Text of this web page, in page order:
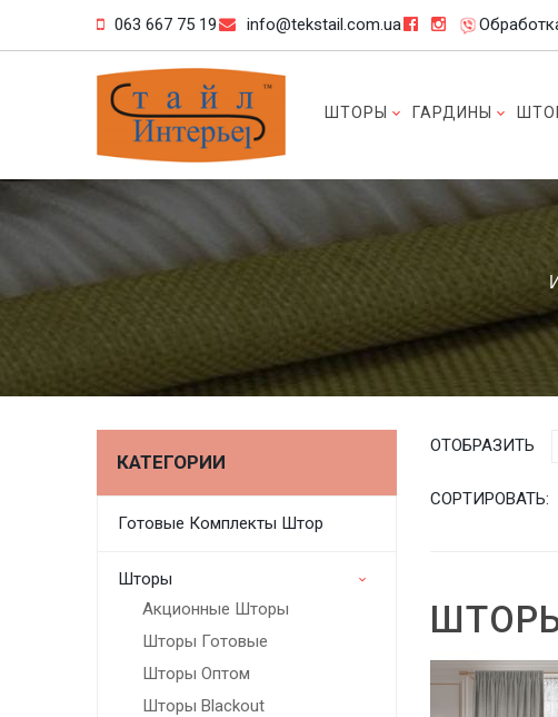
063 667 75 19 info@tekstail.com.ua
ШТОРЫ ГАРДИНЫ
КАТЕГОРИИ
Готовые Комплекты Штор
Шторы
Акционные Шторы
Шторы Готовые
Шторы Оптом
Шторы Blackout
ОТОБРАЗИТЬ
СОРТИРОВАТЬ: